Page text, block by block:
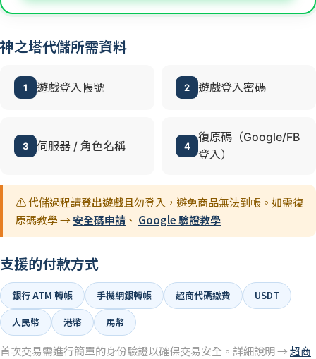
神之塔代儲所需資料
1 遊戲登入帳號 2 遊戲登入密碼
3 伺服器 / 角色名稱 4
復原碼（Google/FB
登入）
⚠️ 代儲過程請登出遊戲且勿登入，避免商品無法到帳。如需復
原碼教學 →安全碼申請 、 Google 驗證教學
支援的付款方式
銀行 ATM 轉帳 手機網銀轉帳 超商代碼繳費
USDT
人民幣
港幣 馬幣
首次交易需進行簡單的身份驗證以確保交易安全。詳細說明 →超商